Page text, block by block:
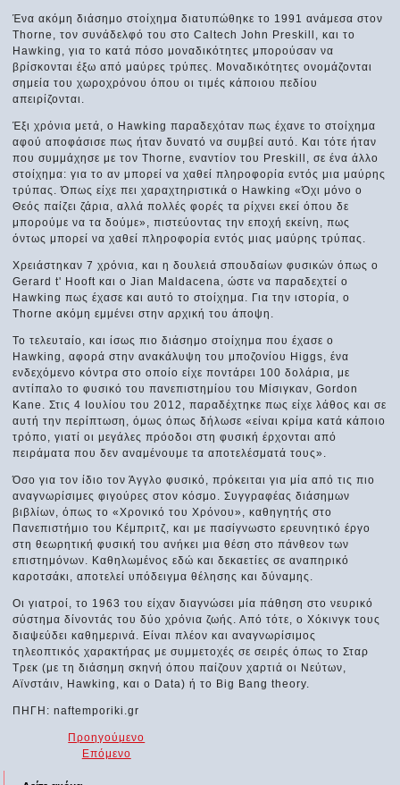
Ένα ακόμη διάσημο στοίχημα διατυπώθηκε το 1991 ανάμεσα στον
Τhorne, τον συνάδελφό του στο Caltech John Preskill, και το
Hawking, για το κατά πόσο μοναδικότητες μπορούσαν να
βρίσκονται έξω από μαύρες τρύπες. Μοναδικότητες ονομάζονται
σημεία του χωροχρόνου όπου οι τιμές κάποιου πεδίου
απειρίζονται.
Έξι χρόνια μετά, ο Hawking παραδεχόταν πως έχανε το στοίχημα
αφού αποφάσισε πως ήταν δυνατό να συμβεί αυτό. Και τότε ήταν
που συμμάχησε με τον Thorne, εναντίον του Preskill, σε ένα άλλο
στοίχημα: για το αν μπορεί να χαθεί πληροφορία εντός μια μαύρης
τρύπας. Όπως είχε πει χαραχτηριστικά ο Hawking «Όχι μόνο ο
Θεός παίζει ζάρια, αλλά πολλές φορές τα ρίχνει εκεί όπου δε
μπορούμε να τα δούμε», πιστεύοντας την εποχή εκείνη, πως
όντως μπορεί να χαθεί πληροφορία εντός μιας μαύρης τρύπας.
Χρειάστηκαν 7 χρόνια, και η δουλειά σπουδαίων φυσικών όπως ο
Gerard t' Hooft και ο Jian Maldacena, ώστε να παραδεχτεί ο
Hawking πως έχασε και αυτό το στοίχημα. Για την ιστορία, ο
Thorne ακόμη εμμένει στην αρχική του άποψη.
Το τελευταίο, και ίσως πιο διάσημο στοίχημα που έχασε ο
Hawking, αφορά στην ανακάλυψη του μποζονίου Higgs, ένα
ενδεχόμενο κόντρα στο οποίο είχε ποντάρει 100 δολάρια, με
αντίπαλο το φυσικό του πανεπιστημίου του Μίσιγκαν, Gordon
Kane. Στις 4 Ιουλίου του 2012, παραδέχτηκε πως είχε λάθος και σε
αυτή την περίπτωση, όμως όπως δήλωσε «είναι κρίμα κατά κάποιο
τρόπο, γιατί οι μεγάλες πρόοδοι στη φυσική έρχονται από
πειράματα που δεν αναμένουμε τα αποτελέσματά τους».
Όσο για τον ίδιο τον Άγγλο φυσικό, πρόκειται για μία από τις πιο
αναγνωρίσιμες φιγούρες στον κόσμο. Συγγραφέας διάσημων
βιβλίων, όπως το «Χρονικό του Χρόνου», καθηγητής στο
Πανεπιστήμιο του Κέμπριτζ, και με πασίγνωστο ερευνητικό έργο
στη θεωρητική φυσική του ανήκει μια θέση στο πάνθεον των
επιστημόνων. Καθηλωμένος εδώ και δεκαετίες σε αναπηρικό
καροτσάκι, αποτελεί υπόδειγμα θέλησης και δύναμης.
Οι γιατροί, το 1963 του είχαν διαγνώσει μία πάθηση στο νευρικό
σύστημα δίνοντάς του δύο χρόνια ζωής. Από τότε, ο Χόκινγκ τους
διαψεύδει καθημερινά. Είναι πλέον και αναγνωρίσιμος
τηλεοπτικός χαρακτήρας με συμμετοχές σε σειρές όπως το Σταρ
Τρεκ (με τη διάσημη σκηνή όπου παίζουν χαρτιά οι Νεύτων,
Αϊνστάιν, Hawking, και ο Data) ή το Big Bang theory.
ΠΗΓΗ: naftemporiki.gr
Προηγούμενο
Επόμενο